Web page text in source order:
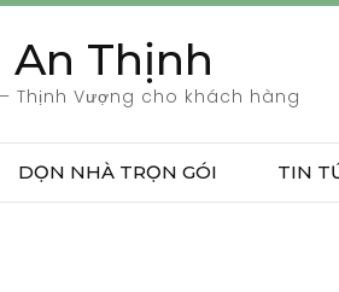
An Thịnh
Thịnh Vượng cho khách hàng
DỌN NHÀ TRỌN GÓI TIN